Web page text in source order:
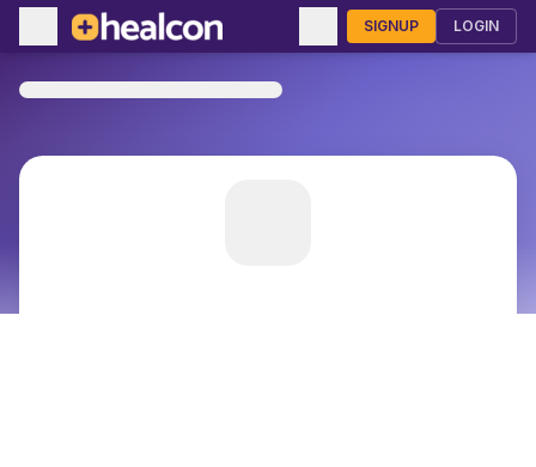
SIGNUP LOGIN